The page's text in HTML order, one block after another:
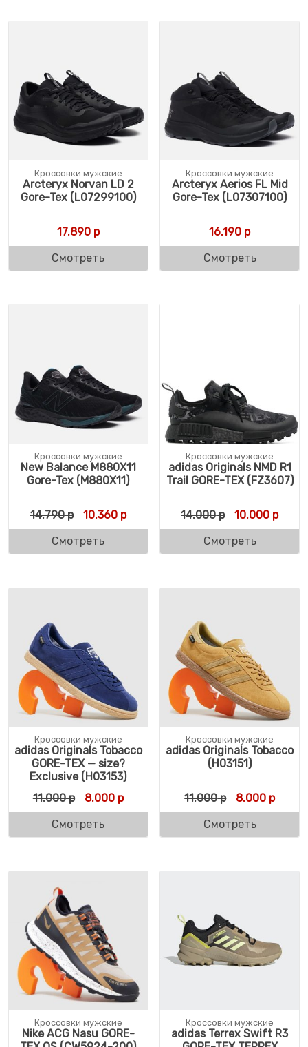
Кроссовки мужские
Arcteryx Norvan LD 2
Gore-Tex (L07299100)
17.890р
Смотреть
Кроссовки мужские
Arcteryx Aerios FL Mid
Gore-Tex (L07307100)
16.190 р
Смотреть
Кроссовки мужские
New Balance M880X11
Gore-Tex (M880X11)
14.790р Первоначальная цена составляла 14.790
10.360рТекущая цена: 10.360 р.
Смотреть
Кроссовки мужские
adidas Originals NMD R1
Trail GORE-TEX (FZ3607)
14.000р 10.000 р
Смотреть
Кроссовки мужские
adidas Originals Tobacco
GORE-TEX — size?
Exclusive (H03153)
11.000р Первоначальная цена составляла 11.000
8.000рТекущая цена: 8.000 р.
Смотреть
Кроссовки мужские
adidas Originals Tobacco
(H03151)
11.000р 8.000 р
Смотреть
Кроссовки мужские
Nike ACG Nasu GORE-
Кроссовки мужские
adidas Terrex Swift R3